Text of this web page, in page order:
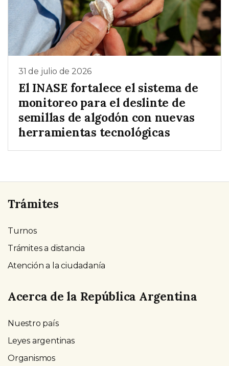
31 de julio de 2026
El INASE fortalece el sistema de
monitoreo para el deslinte de
semillas de algodón con nuevas
herramientas tecnológicas
Trámites
Turnos
Trámites a distancia
Atención a la ciudadanía
Acerca de la República Argentina
Nuestro país
Leyes argentinas
Organismos